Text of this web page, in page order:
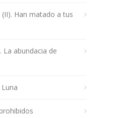
Han matado a tus
La abundacia de